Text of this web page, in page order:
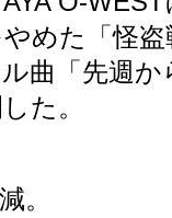
めた「怪
曲「先週
た。
。